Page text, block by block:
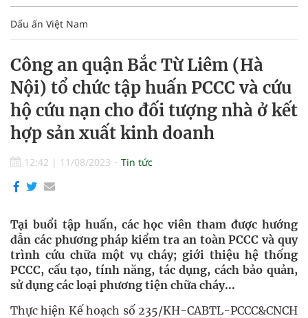
Dấu ấn Việt Nam
Công an quận Bắc Từ Liêm (Hà
Nội) tổ chức tập huấn PCCC và cứu
hộ cứu nạn cho đối tượng nhà ở kết
hợp sản xuất kinh doanh
12:42 | 11/08/2023 Tin tức
Tại buổi tập huấn, các học viên tham được hướng
dẫn các phương pháp kiểm tra an toàn PCCC và quy
trình cứu chữa một vụ cháy; giới thiệu hệ thống
PCCC, cấu tạo, tính năng, tác dụng, cách bảo quản,
sử dụng các loại phương tiện chữa cháy...
Thực hiện Kế hoạch số 235/KH-CABTL-PCCC&CNCH